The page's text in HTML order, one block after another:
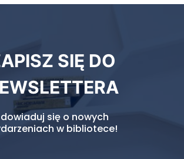
SIĘ DO
się o nowych
w bibliotece!